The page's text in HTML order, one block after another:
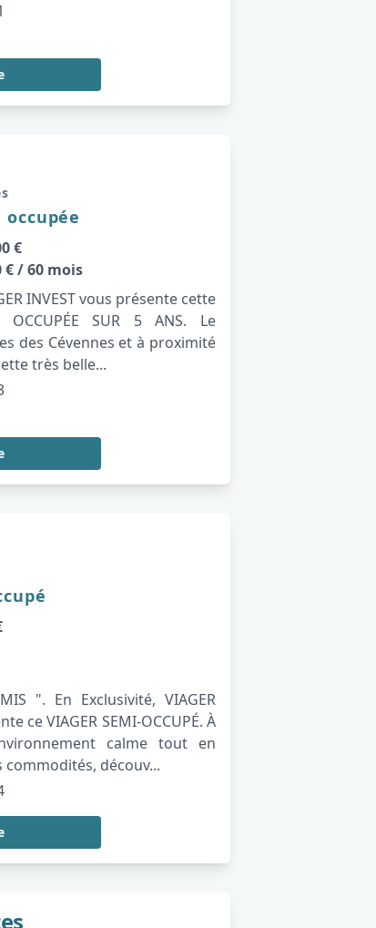
€
€/ 60 mois
INVEST vous présente cette
OCCUPÉE SUR 5 ANS. Le
des Cévennes et à proximité
très belle...
". En Exclusivité, VIAGER
ce VIAGER SEMI-OCCUPÉ. À
calme tout en
découv...